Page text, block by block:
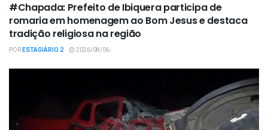
#Chapada: Prefeito de Ibiquera participa de
romaria em homenagem ao Bom Jesus e destaca
tradição religiosa na região
PORESTAGIÁRIO 2 2026/08/06